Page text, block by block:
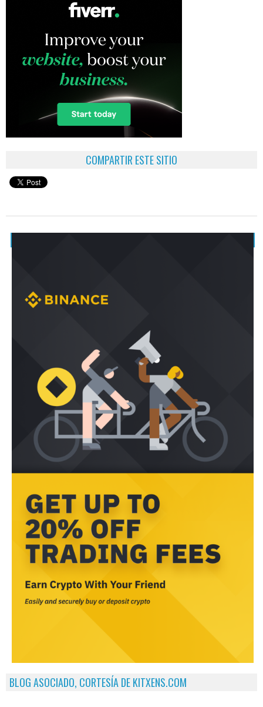
COMPARTIR ESTE SITIO
BLOG ASOCIADO, CORTESÍA DE KITXENS.COM